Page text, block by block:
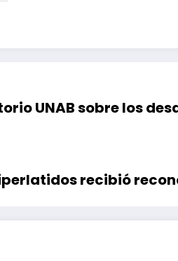
UNAB sobre los
recibió